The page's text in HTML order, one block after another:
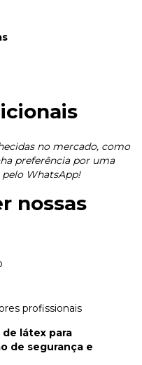
no mercado, como
preferência por uma
WhatsApp!
nossas
profissionais
de látex para
de segurança e